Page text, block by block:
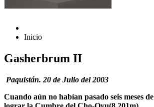
Inicio
Gasherbrum II
Paquistán. 20 de Julio del 2003
Cuando aún no habían pasado seis meses de